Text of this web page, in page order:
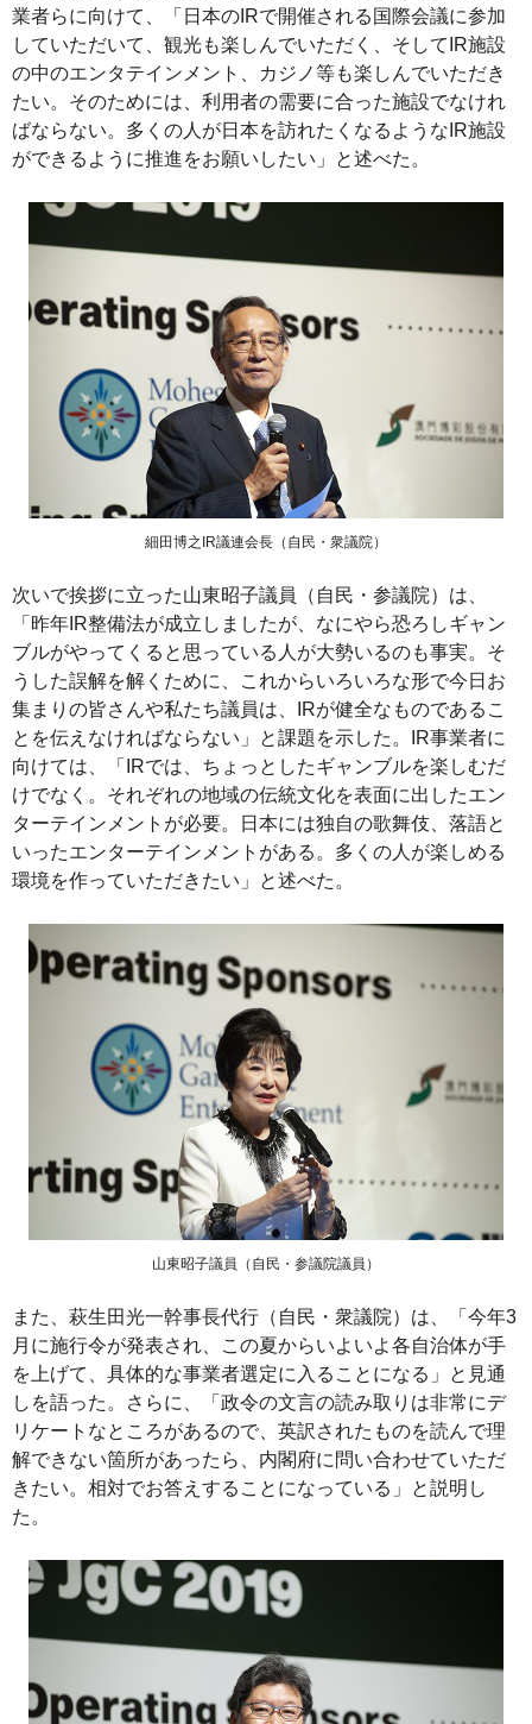
業者らに向けて、「日本のIRで開催される国際会議に参加
していただいて、観光も楽しんでいただく、そしてIR施設
の中のエンタテインメント、カジノ等も楽しんでいただき
たい。そのためには、利用者の需要に合った施設でなけれ
ばならない。多くの人が日本を訪れたくなるようなIR施設
ができるように推進をお願いしたい」と述べた。
細田博之IR議連会長（自民・衆議院）
次いで挨拶に立った山東昭子議員（自民・参議院）は、
「昨年IR整備法が成立しましたが、なにやら恐ろしギャン
ブルがやってくると思っている人が大勢いるのも事実。そ
うした誤解を解くために、これからいろいろな形で今日お
集まりの皆さんや私たち議員は、IRが健全なものであるこ
とを伝えなければならない」と課題を示した。IR事業者に
向けては、「IRでは、ちょっとしたギャンブルを楽しむだ
けでなく。それぞれの地域の伝統文化を表面に出したエン
ターテインメントが必要。日本には独自の歌舞伎、落語と
いったエンターテインメントがある。多くの人が楽しめる
環境を作っていただきたい」と述べた。
山東昭子議員（自民・参議院議員）
また、萩生田光一幹事長代行（自民・衆議院）は、「今年3
月に施行令が発表され、この夏からいよいよ各自治体が手
を上げて、具体的な事業者選定に入ることになる」と見通
しを語った。さらに、「政令の文言の読み取りは非常にデ
リケートなところがあるので、英訳されたものを読んで理
解できない箇所があったら、内閣府に問い合わせていただ
きたい。相対でお答えすることになっている」と説明し
た。